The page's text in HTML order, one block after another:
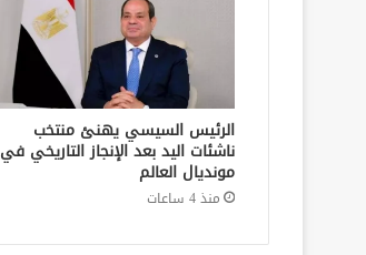
الرئيس السيسي يهنئ منتخب
ناشئات اليد بعد الإنجاز التاريخي في
مونديال العالم
منذ 4 ساعات